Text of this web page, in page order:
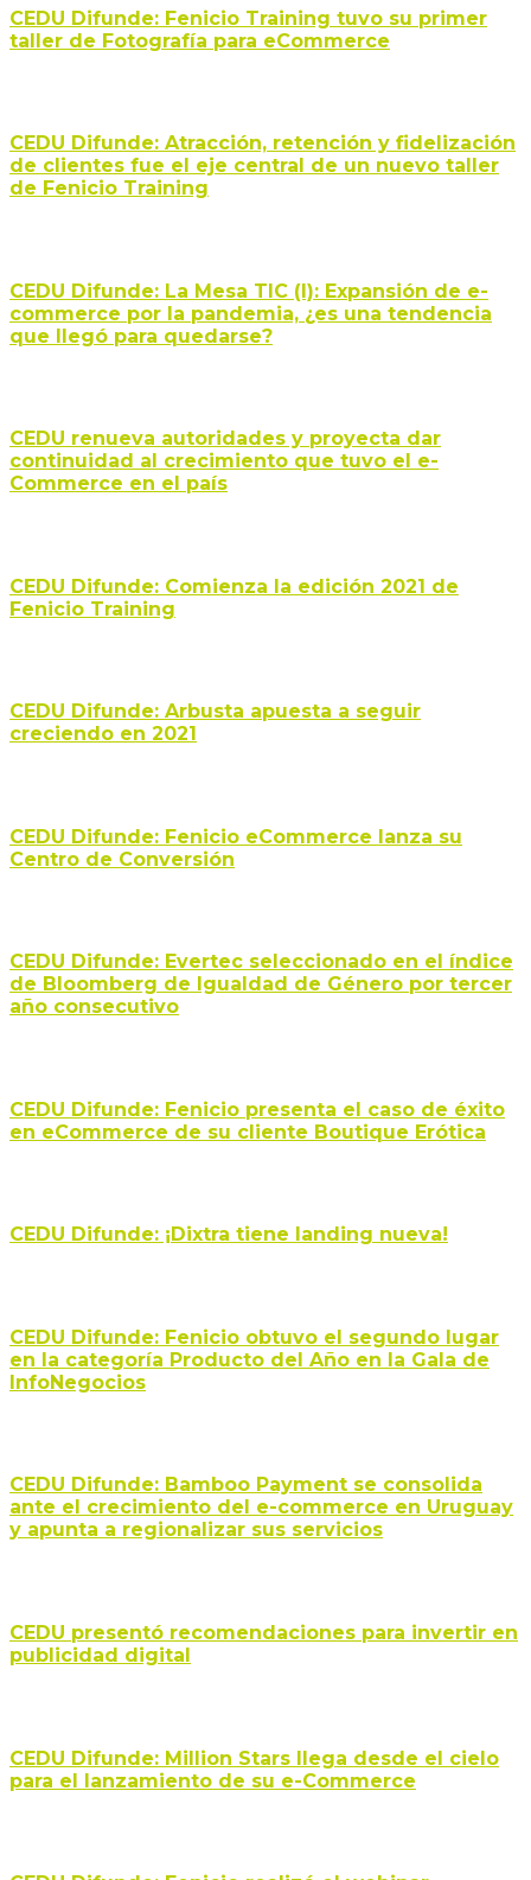
CEDU Difunde: Fenicio Training tuvo su primer
taller de Fotografía para eCommerce
CEDU Difunde: Atracción, retención y fidelización
de clientes fue el eje central de un nuevo taller
de Fenicio Training
CEDU Difunde: La Mesa TIC (I): Expansión de e-
commerce por la pandemia, ¿es una tendencia
que llegó para quedarse?
CEDU renueva autoridades y proyecta dar
continuidad al crecimiento que tuvo el e-
Commerce en el país
CEDU Difunde: Comienza la edición 2021 de
Fenicio Training
CEDU Difunde: Arbusta apuesta a seguir
creciendo en 2021
CEDU Difunde: Fenicio eCommerce lanza su
Centro de Conversión
CEDU Difunde: Evertec seleccionado en el índice
de Bloomberg de Igualdad de Género por tercer
año consecutivo
CEDU Difunde: Fenicio presenta el caso de éxito
en eCommerce de su cliente Boutique Erótica
CEDU Difunde: ¡Dixtra tiene landing nueva!
CEDU Difunde: Fenicio obtuvo el segundo lugar
en la categoría Producto del Año en la Gala de
InfoNegocios
CEDU Difunde: Bamboo Payment se consolida
ante el crecimiento del e-commerce en Uruguay
y apunta a regionalizar sus servicios
CEDU presentó recomendaciones para invertir en
publicidad digital
CEDU Difunde: Million Stars llega desde el cielo
para el lanzamiento de su e-Commerce